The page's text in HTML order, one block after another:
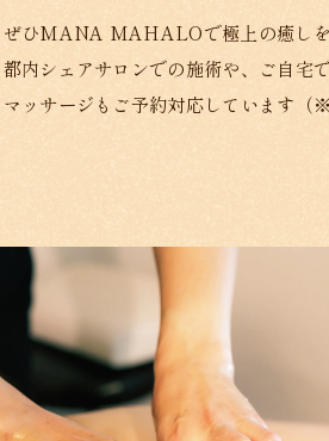
ぜひMANA MAHALOで極上の癒しを
都内シェアサロンでの施術や、ご自宅
マッサージもご予約対応しています（